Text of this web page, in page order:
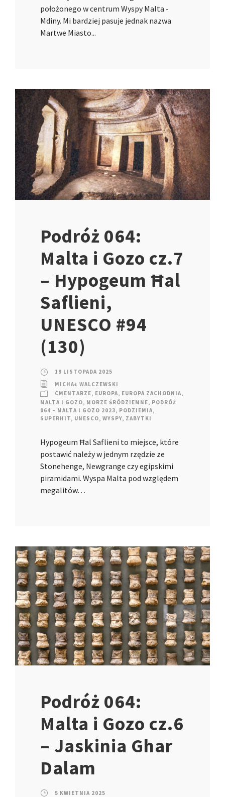
położonego w centrum Wyspy Malta -
Mdiny. Mi bardziej pasuje jednak nazwa
Martwe Miasto...
Podróż 064:
Malta i Gozo cz.7
– Hypogeum Ħal
Saflieni,
UNESCO #94
(130)
19 LISTOPADA 2025
MICHAŁ WALCZEWSKI
CMENTARZE, EUROPA, EUROPA ZACHODNIA,
MALTA I GOZO, MORZE ŚRÓDZIEMNE, PODRÓŻ
064 – MALTA I GOZO 2023, PODZIEMIA,
SUPERHIT, UNESCO, WYSPY, ZABYTKI
Hypogeum Ħal Saflieni to miejsce, które
postawić należy w jednym rzędzie ze
Stonehenge, Newgrange czy egipskimi
piramidami. Wyspa Malta pod względem
megalitów…
Podróż 064:
Malta i Gozo cz.6
– Jaskinia Ghar
Dalam
5 KWIETNIA 2025